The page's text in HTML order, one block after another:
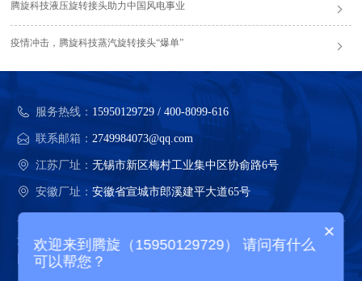
腾旋科技液压旋转接头助力中国风电事业
疫情冲击，腾旋科技蒸汽旋转接头“爆单”
服务热线： 15950129729 / 400-8099-616
联系邮箱： 2749984073@qq.com
江苏厂址：无锡市新区梅村工业集中区协俞路6号
安徽厂址：安徽省宣城市郎溪建平大道65号
江苏腾旋科技股份有限公司 版权所有
网站地图
×
欢迎来到腾旋（15950129729） 请问有什么
可以帮您？